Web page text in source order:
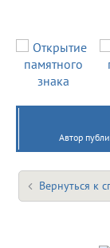
Автор
Вернуться к